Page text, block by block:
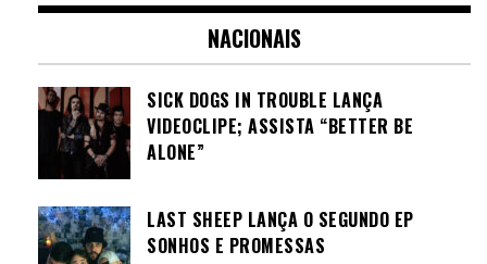
NACIONAIS
SICK DOGS IN TROUBLE LANÇA
VIDEOCLIPE; ASSISTA “BETTER BE
ALONE”
LAST SHEEP LANÇA O SEGUNDO EP
SONHOS E PROMESSAS